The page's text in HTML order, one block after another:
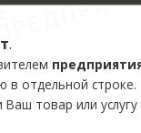
.
в отдельной строке.
товар или